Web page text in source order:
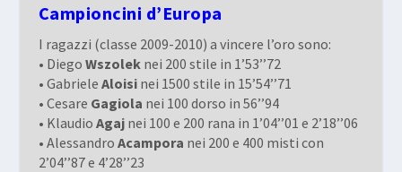
Campioncini d’Europa
I ragazzi (classe 2009-2010) a vincere l’oro sono:
• Diego Wszoleknei 200 stile in 1’53’’72
• Gabriele Aloisinei 1500 stile in 15’54’’71
• Cesare Gagiola nei 100 dorso in 56’’94
• Klaudio Agajnei 100 e 200 rana in 1’04’’01 e 2’18’’06
• Alessandro Acampora nei 200 e 400 misti con
2’04’’87 e 4’28’’23